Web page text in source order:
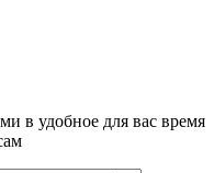
в удобное для вас время